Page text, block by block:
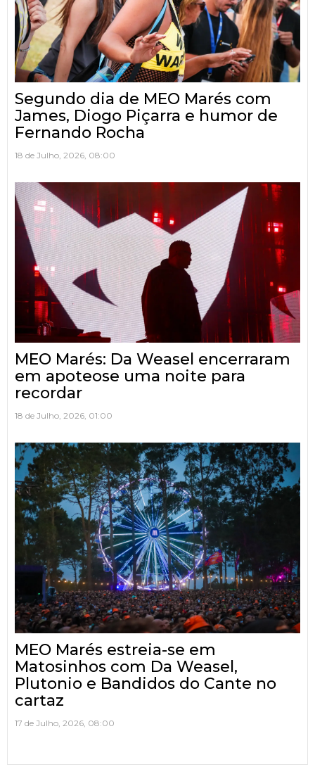
Segundo dia de MEO Marés com
James, Diogo Piçarra e humor de
Fernando Rocha
18 de Julho, 2026, 08:00
MEO Marés: Da Weasel encerraram
em apoteose uma noite para
recordar
18 de Julho, 2026, 01:00
MEO Marés estreia-se em
Matosinhos com Da Weasel,
Plutonio e Bandidos do Cante no
cartaz
17 de Julho, 2026, 08:00